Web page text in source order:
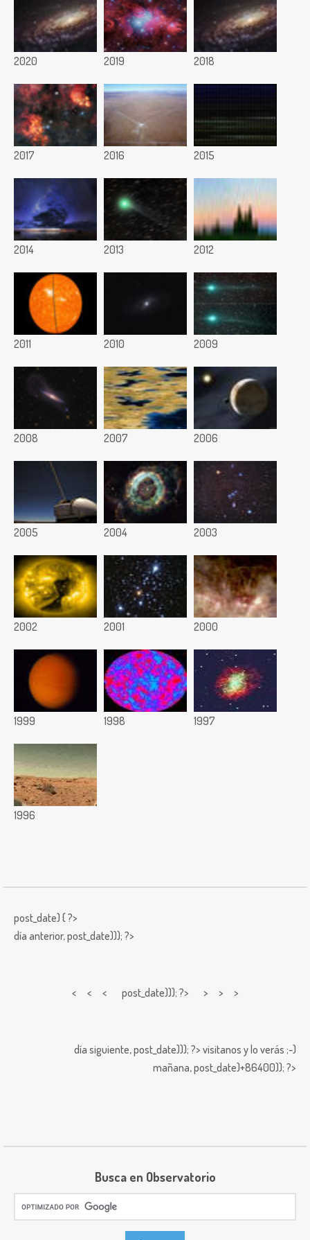
2020 2019 2018
2017 2016 2015
2014 2013 2012
2011 2010 2009
2008 2007 2006
2005 2004 2003
2002 2001 2000
1999 1998 1997
1996
post_date) { ?>
día anterior,post_date))); ?>
< < < post_date))); ?> > > >
día siguiente,post_date))); ?> visitanos y lo verás ;-)
mañana,post_date)+86400)); ?>
Busca en Observatorio